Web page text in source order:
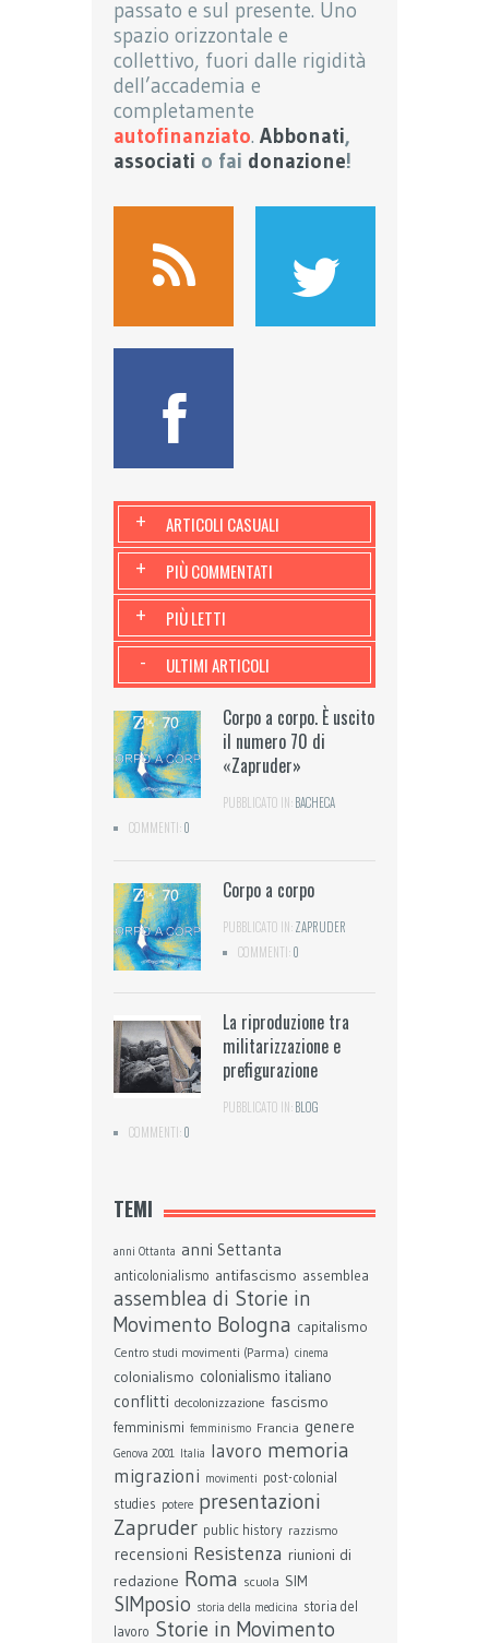
passato e sul presente. Uno
spazio orizzontale e
collettivo, fuori dalle rigidità
dell’accademia e
completamente
autofinanziato. Abbonati,
associati o fai donazione!
ARTICOLI CASUALI
+
PIÙ COMMENTATI
+
PIÙ LETTI
+
ULTIMI ARTICOLI
-
Corpo a corpo. È uscito
il numero 70 di
«Zapruder»
PUBBLICATO IN:BACHECA
COMMENTI:0
Corpo a corpo
PUBBLICATO IN:ZAPRUDER
COMMENTI:0
La riproduzione tra
militarizzazione e
prefigurazione
PUBBLICATO IN:BLOG
COMMENTI:0
TEMI
anni Ottanta anni Settanta
anticolonialismo antifascismo assemblea
assemblea di Storie in
Movimento Bologna capitalismo
Centro studi movimenti (Parma) cinema
colonialismo colonialismo italiano
conflitti decolonizzazione fascismo
femminismi femminismo Francia genere
Genova 2001 Italia lavoro memoria
migrazioni movimenti post-colonial
studies potere presentazioni
Zapruder public history razzismo
recensioni Resistenza riunioni di
redazione Roma scuola SIM
SIMposio storia della medicina storia del
lavoro Storie in Movimento